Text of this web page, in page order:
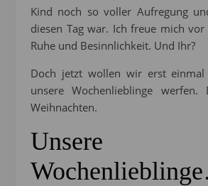
Kind noch so voller Aufregung
diesen Tag war. Ich freue mich
Ruhe und Besinnlichkeit. Und Ihr?
Doch jetzt wollen wir erst
unsere Wochenlieblinge
Weihnachten.
Unsere